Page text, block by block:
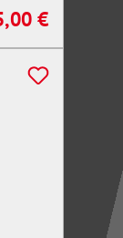
Preis:
€